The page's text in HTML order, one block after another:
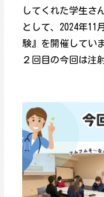
してくれた学生さ
として、2024年11
験』を開催してい
２回目の今回は注